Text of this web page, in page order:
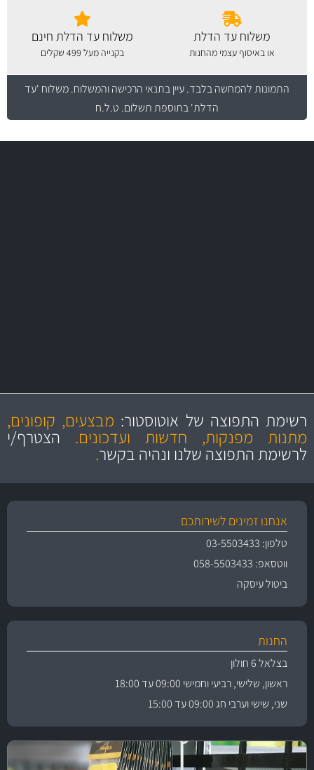
משלוח עד הדלת
או באיסוף עצמי מהחנות
משלוח עד הדלת חינם
בקנייה מעל 499 שקלים
התמונות להמחשה בלבד.עיין בתנאי הרכישה והמשלוח. משלוח 'עד
הדלת' בתוספת תשלום. ט.ל.ח
מקצועיות
ושירות מצויין
מחירים
הוגנים
והיצע מוצרים איכותירשימת התפוצה של אוטוסטור: מבצעים, קופונים,
מתנות מפנקות, חדשות ועדכונים. הצטרף/י
לרשימת התפוצה שלנו ונהיה בקשר.
אנחנו זמינים לשירותכם
טלפון: 03-5503433
ווטסאפ: 058-5503433
ביטול עיסקה
החנות
בצלאל 6 חולון
ראשון, שלישי, רביעי וחמישי 09:00 עד 18:00
שני, שישי וערבי חג 09:00 עד 15:00